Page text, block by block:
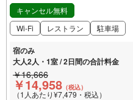
キャンセル無料
Wi-Fi
レストラン 駐車場
宿のみ
大人2人・1室 / 2日間の合計料金
￥16,666
￥14,958 （税込）
（1人あたり¥7,479・税込）